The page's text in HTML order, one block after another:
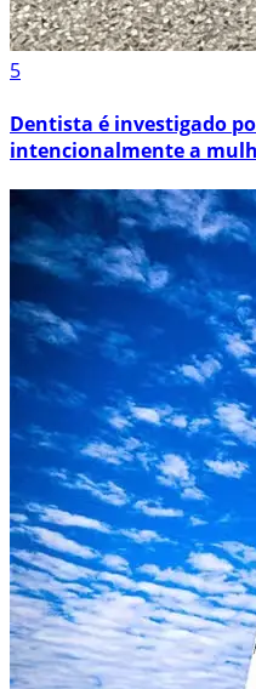
5
Dentista é investigado
intencionalmente a